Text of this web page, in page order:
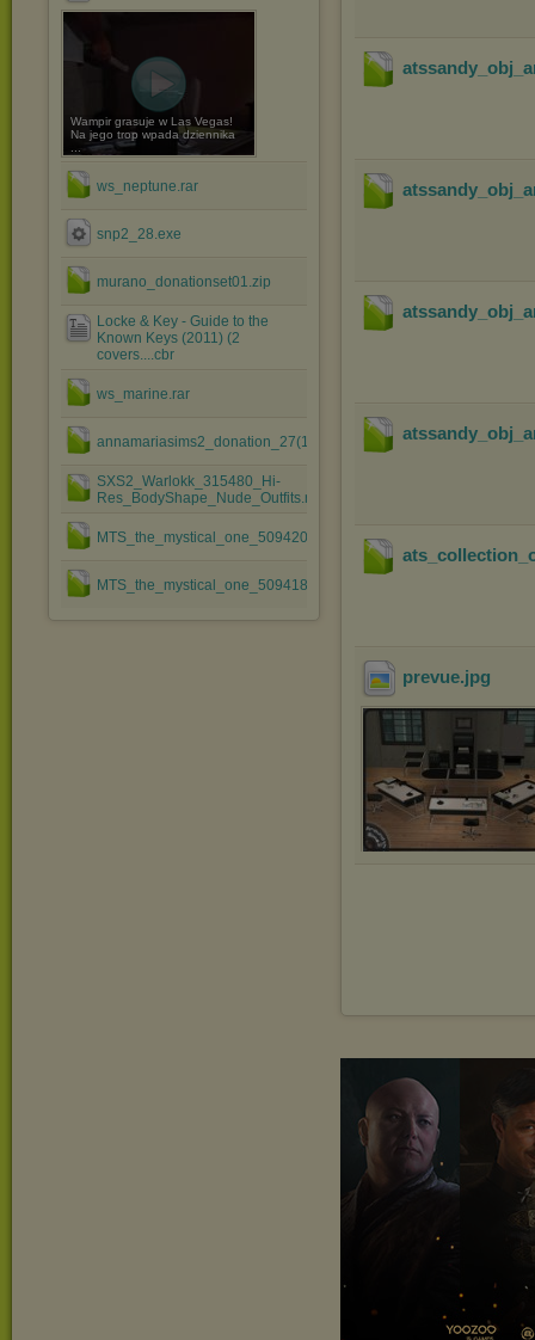
Wampir grasuje w Las Vegas!
Na jego trop wpada dziennika
ws_neptune.rar
snp2_28.exe
murano_donationset01.zip
Locke & Key - Guide to the
Known Keys (2011) (2
covers....cbr
ws_marine.rar
annamariasims2_donation_27(1).zip
SXS2_Warlokk_315480_Hi-
Res_BodyShape_Nude_Outfits.rar
MTS_the_mystical_one_509420_MomShirt_Adult_B.rar
MTS_the_mystical_one_509418_MomShirt_Adult_A.rar
prevue.jpg